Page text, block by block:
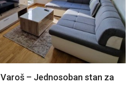
– Jednosoban stan za